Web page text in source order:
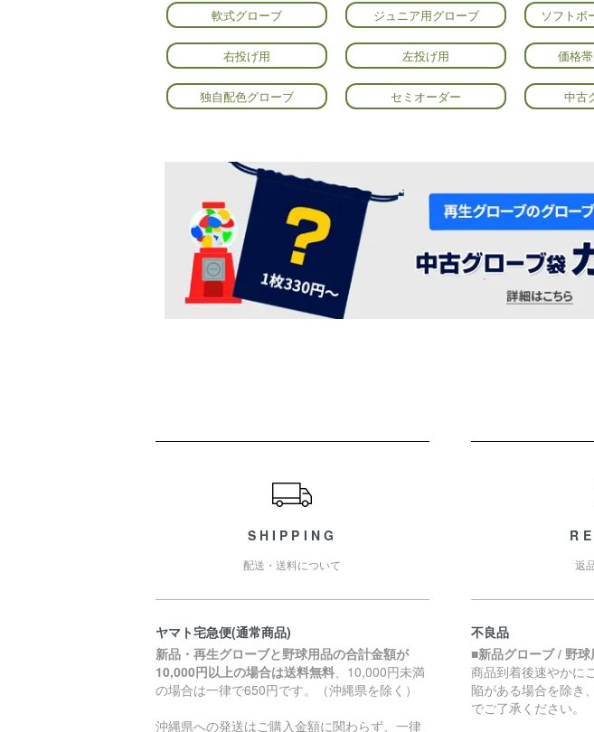
軟式グローブ ジュニア用グローブ ソフトボ
右投げ用 左投げ用 価格
独自配色グローブ セミオーダー 中古
SHIPPING
配送・送料について
ヤマト宅急便(通常商品)
新品・再生グローブと野球用品の合計金額が
10,000円以上の場合は送料無料、10,000円未満
の場合は一律で650円です。（沖縄県を除く）
沖縄県への発送はご購入金額に関わらず、一律
返
不良品
■新品グローブ / 野球
商品到着後速やかに
陥がある場合を除き
でご了承ください。